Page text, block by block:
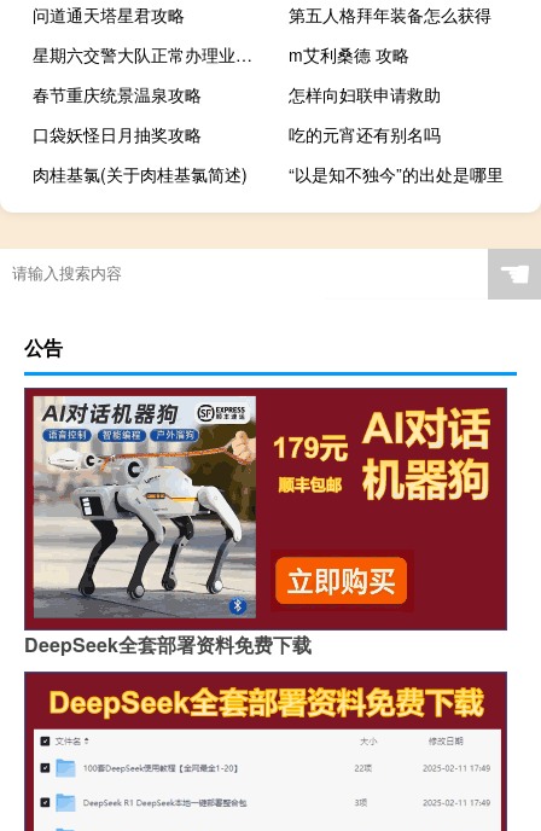
问道通天塔星君攻略
第五人格拜年装备怎么获得
星期六交警大队正常办理业务吗
m艾利桑德 攻略
春节重庆统景温泉攻略
怎样向妇联申请救助
口袋妖怪日月抽奖攻略
吃的元宵还有别名吗
肉桂基氯(关于肉桂基氯简述)
“以是知不独今”的出处是哪里
☚
公告
DeepSeek全套部署资料免费下载